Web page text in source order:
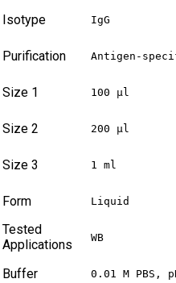
Isotype IgG
Purification Antigen-
Size 1 100 µl
Size 2 200 µl
Size 3 1 ml
Form Liquid
Tested
Applications
WB
Buffer 0.01 M PBS,